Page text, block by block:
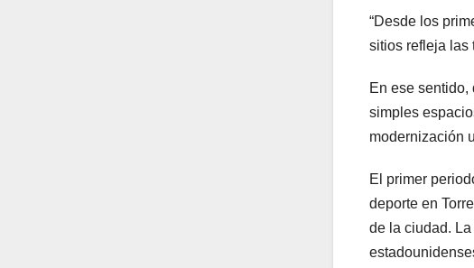
“Desde los
sitios refleja las
En ese
simples
modernización
El primer
deporte en
de la ciudad.